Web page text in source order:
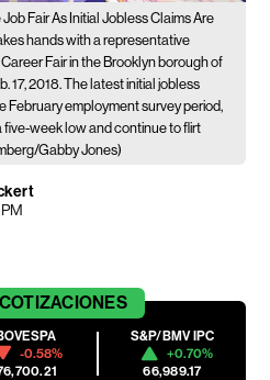
Fair As Initial Jobless Claims Are
hands with a representative
Fair in the Brooklyn borough of
17, 2018. The latest initial jobless
February employment survey period,
week low and continue to flirt
Gabby Jones)
COTIZACIONES
-0.58%
S&P/BMV IPC
+0.70%
66,989.17